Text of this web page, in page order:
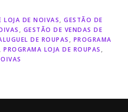
LOJA DE NOIVAS,GESTÃO DE
, GESTÃO DE VENDAS DE
DE ROUPAS , PROGRAMA
,PROGRAMA LOJA DE ROUPAS ,